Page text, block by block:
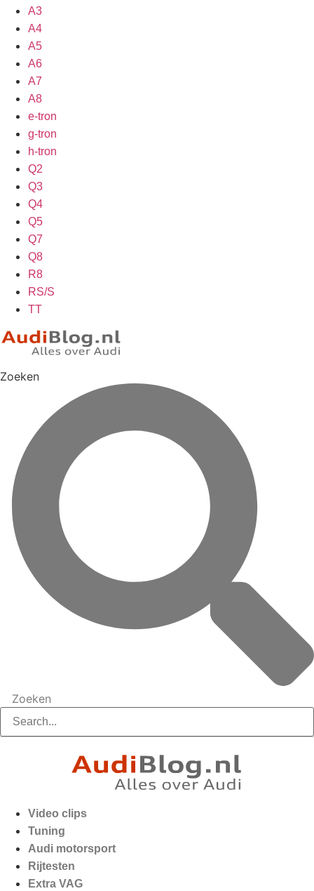
A3
A4
A5
A6
A7
A8
e-tron
g-tron
h-tron
Q2
Q3
Q4
Q5
Q7
Q8
R8
RS/S
TT
Zoeken
Zoeken
Video clips
Tuning
Audi motorsport
Rijtesten
Extra VAG